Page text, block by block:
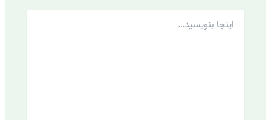
اینجا
بنویسید…